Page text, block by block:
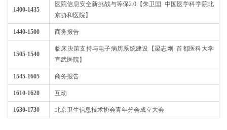
1400-1435
医院信息安全新挑战与等保2.0【朱卫国 中国医学科学院北
京协和医院】
1440-1500 商务报告
1505-1540
临床决策支持与电子病历系统建设【梁志刚 首都医科大学
宣武医院】
1545-1605 商务报告
1610-1620 互动
1630-1730 北京卫生信息技术协会青年分会成立大会